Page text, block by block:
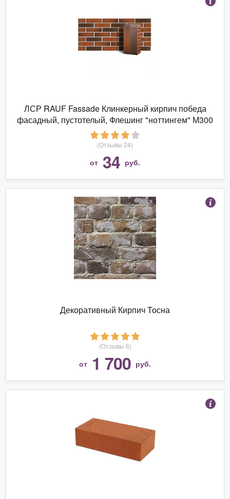
ЛСР RAUF Fassade Клинкерный кирпич победа
фасадный, пустотелый, Флешинг "ноттингем" М300
тростник
(Отзывы 24)
от 34 руб.
Декоративный Кирпич Тосна
(Отзывы 6)
от 1 700 руб.